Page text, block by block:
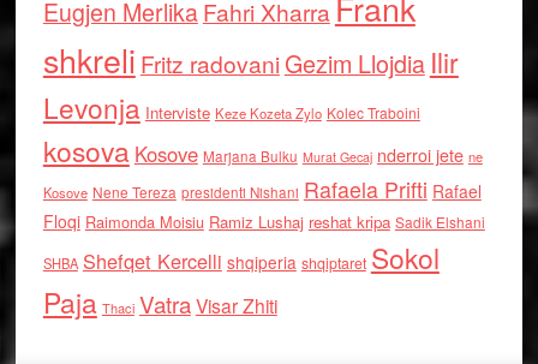
Eugjen MerlikaFahri Xharra
shkreli Fritz radovaniGezim Llojdia Ilir
Levonja Interviste Keze Kozeta Zylo Kolec Traboini
kosova Kosove Marjana Bulku Murat Gecaj nderroi jete ne
Kosove Nene Tereza presidenti Nishani Rafaela Prifti Rafael
Floqi Raimonda Moisiu Ramiz Lushaj reshat kripa Sadik Elshani
SHBA Shefqet Kercelli shqiperia shqiptaret Sokol
Paja Thaci VatraVisar Zhiti